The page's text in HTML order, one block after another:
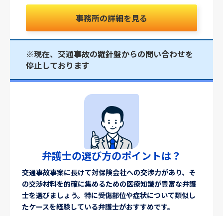
事務所の詳細を見る
※現在、交通事故の羅針盤からの問い合わせを
停止しております
弁護士の選び方のポイントは？
交通事故事案に長けて対保険会社への交渉力があり、そ
の交渉材料を的確に集めるための医療知識が豊富な弁護
士を選びましょう。特に受傷部位や症状について類似し
たケースを経験している弁護士がおすすめです。